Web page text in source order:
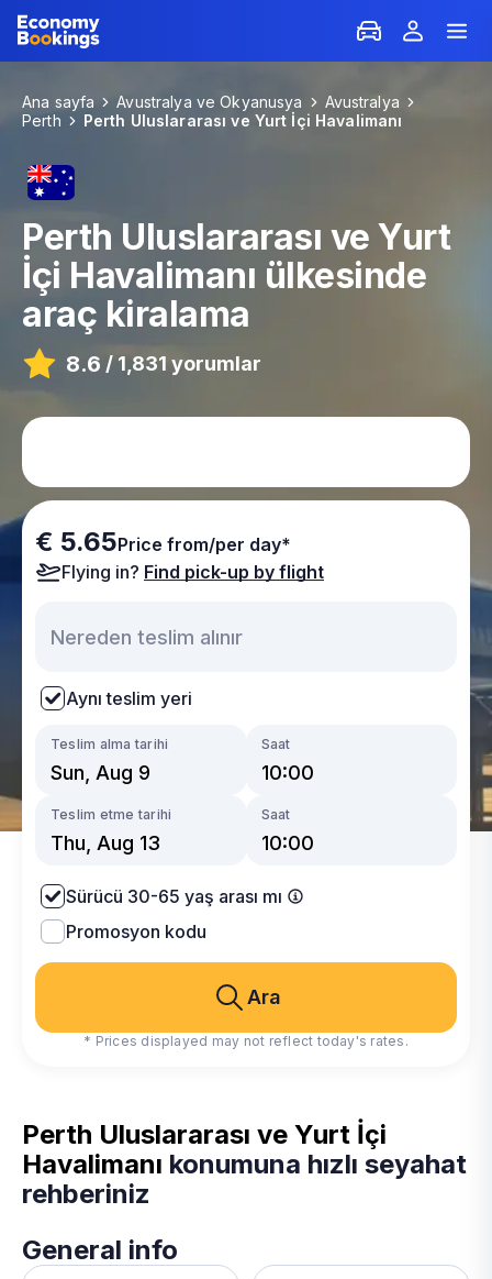
Ana sayfa Avustralya ve Okyanusya
Avustralya
Perth
Perth Uluslararası ve Yurt İçi Havalimanı
Perth Uluslararası ve Yurt
İçi Havalimanı ülkesinde
araç kiralama
8.6 / 1,831 yorumlar
€ 5.65Price from/per day*
Flying in? Find pick-up by flight
Aynı teslim yeri
Teslim alma tarihi Saat
Teslim etme tarihi Saat
Sürücü 30-65 yaş arası mı
Promosyon kodu
Ara
* Prices displayed may not reflect today's rates.
Perth Uluslararası ve Yurt İçi
Havalimanı konumuna hızlı seyahat
rehberiniz
General info